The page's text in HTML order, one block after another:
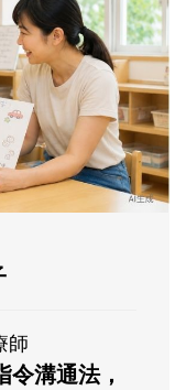
師
溝通法，